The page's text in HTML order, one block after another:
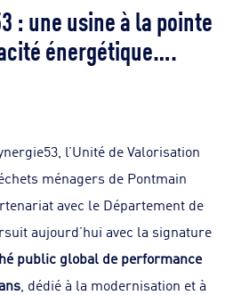
: une usine à la pointe
énergétique….
l’Unité de Valorisation
ménagers de Pontmain
avec le Département de
aujourd’hui avec la signature
public global de performance
, dédié à la modernisation et à